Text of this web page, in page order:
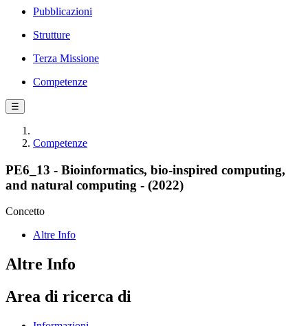
Pubblicazioni
Strutture
Terza Missione
Competenze
☰
Competenze
PE6_13 - Bioinformatics, bio-inspired computing,
and natural computing - (2022)
Concetto
Altre Info
Altre Info
Area di ricerca di